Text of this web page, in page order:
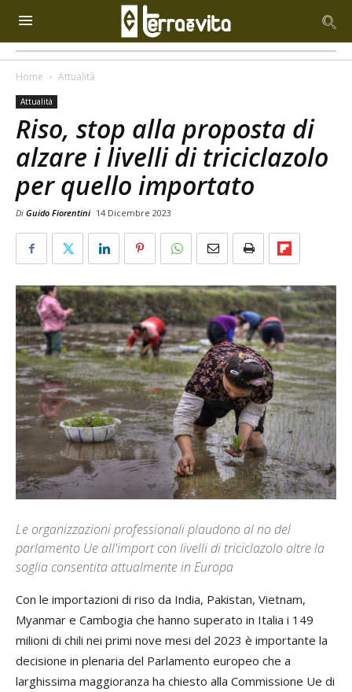
Home Attualità
Attualità
Riso, stop alla proposta di
alzare i livelli di triciclazolo
per quello importato
Di Guido Fiorentini 14 Dicembre 2023
Le organizzazioni professionali plaudono al no del
parlamento Ue all'import con livelli di triciclazolo oltre la
soglia consentita attualmente in Europa
Con le importazioni di riso da India, Pakistan, Vietnam,
Myanmar e Cambogia che hanno superato in Italia i 149
milioni di chili nei primi nove mesi del 2023 è importante la
decisione in plenaria del Parlamento europeo che a
larghissima maggioranza ha chiesto alla Commissione Ue di